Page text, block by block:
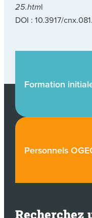
25.html
DOI : 10.3917/
Formation
Personnels
Recherchez